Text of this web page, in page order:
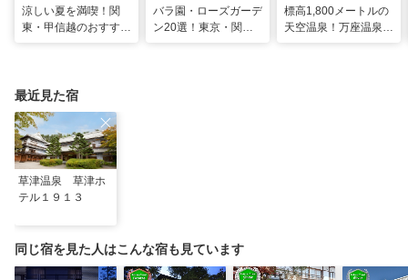
涼しい夏を満喫！関
東・甲信越のおすすめ
バラ園・ローズガーデ
ン20選！東京・関東
標高1,800メートルの
天空温泉！万座温泉
最近見た宿
草津温泉 草津ホ
テル１９１３
同じ宿を見た人はこんな宿も見ています